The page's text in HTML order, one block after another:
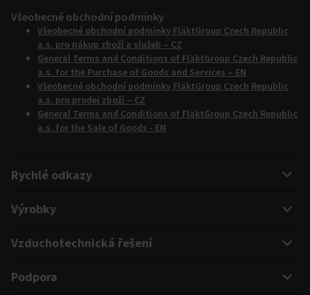
Všeobecné obchodní podmínky
Všeobecné obchodní podmínky FläktGroup Czech Republic
a.s. pro nákup zboží a služeb – CZ
General Terms and Conditions of FläktGroup Czech Republic
a.s. for the Purchase of Goods and Services – EN
Všeobecné obchodní podmínky FläktGroup Czech Republic
a.s. pro prodej zboží – CZ
General Terms and Conditions of FläktGroup Czech Republic
a.s. for the Sale of Goods - EN
Rychlé odkazy
Výrobky
Vzduchotechnická řešení
Podpora